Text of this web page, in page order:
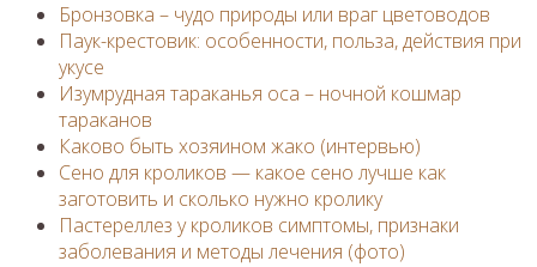
Бронзовка – чудо природы или враг цветоводов
Паук-крестовик: особенности, польза, действия при
укусе
Изумрудная тараканья оса – ночной кошмар
тараканов
Каково быть хозяином жако (интервью)
Сено для кроликов — какое сено лучше как
заготовить и сколько нужно кролику
Пастереллез у кроликов симптомы, признаки
заболевания и методы лечения (фото)